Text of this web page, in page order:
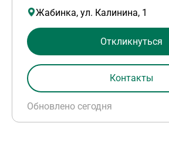
Жабинка, ул. Калинина, 1
Обновлено сегодня
Откликнуться
Контакты